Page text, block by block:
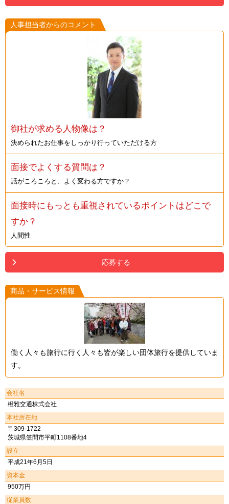
人事担当者からのコメント
御社が求める人物像は？
決められたお仕事をしっかり行っていただける方
面接でよくする質問は？
話がころころと、よく変わる方ですか？
面接時にもっとも重視されているポイントはどこで
すか？
人間性
応募する
商品・サービス情報
働く人々も旅行に行く人々も皆が楽しい団体旅行を提供していま
す。
会社名
橙雅交通株式会社
本社所在地
〒309-1722
茨城県笠間市平町1108番地4
設立
平成21年6月5日
資本金
950万円
従業員数